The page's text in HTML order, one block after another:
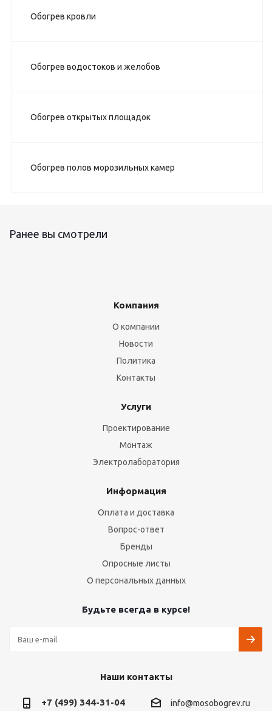
Обогрев кровли
Обогрев водостоков и желобов
Обогрев открытых площадок
Обогрев полов морозильных камер
Ранее вы смотрели
Компания
О компании
Новости
Политика
Контакты
Услуги
Проектирование
Монтаж
Электролаборатория
Информация
Оплата и доставка
Вопрос-ответ
Бренды
Опросные листы
О персональных данных
Будьте всегда в курсе!
Наши контакты
+7 (499) 344-31-04 info@mosobogrev.ru